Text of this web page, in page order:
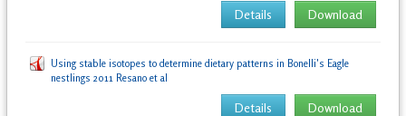
Download
Details
Using stable isotopes to determine dietary patterns in Bonelli's Eagle
nestlings 2011 Resano et al
Download
Details